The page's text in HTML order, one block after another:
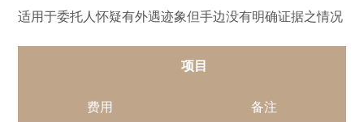
适用于委托人怀疑有外遇迹象但手边没有明确证据之情况
项目
费用 备注